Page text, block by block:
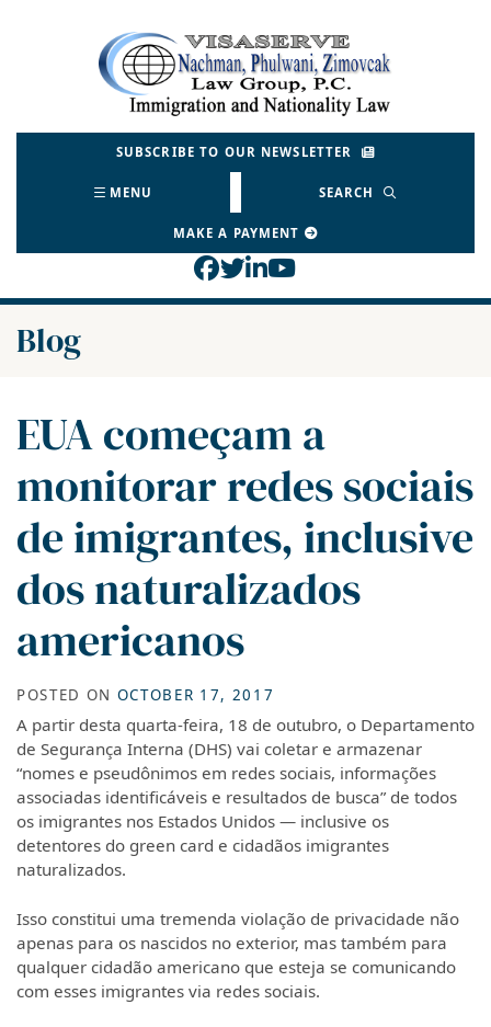
Return home
SUBSCRIBE TO OUR NEWSLETTER
MENU SEARCH
MAKE A PAYMENT
View our profile on
View our feed on
View our firm profile
View our channel
Blog
EUA começam a
monitorar redes sociais
de imigrantes, inclusive
dos naturalizados
americanos
POSTED ON OCTOBER 17, 2017
A partir desta quarta-feira, 18 de outubro, o Departamento
de Segurança Interna (DHS) vai coletar e armazenar
“nomes e pseudônimos em redes sociais, informações
associadas identificáveis e resultados de busca” de todos
os imigrantes nos Estados Unidos — inclusive os
detentores do green card e cidadãos imigrantes
naturalizados.
Isso constitui uma tremenda violação de privacidade não
apenas para os nascidos no exterior, mas também para
qualquer cidadão americano que esteja se comunicando
com esses imigrantes via redes sociais.